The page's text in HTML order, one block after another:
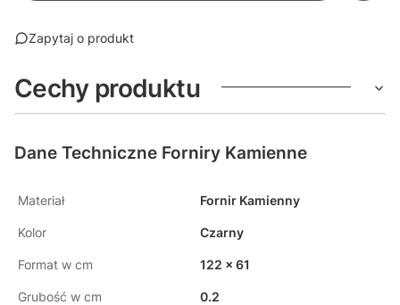
Zapytaj o produkt
Cechy produktu
Dane Techniczne Forniry Kamienne
Materiał Fornir Kamienny
Kolor Czarny
Format w cm 122 x 61
Grubość w cm 0.2